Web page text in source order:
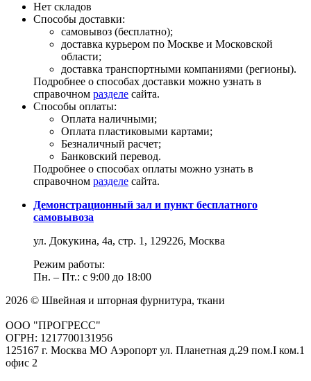
Нет складов
Способы доставки:
самовывоз (бесплатно);
доставка курьером по Москве и Московской
области;
доставка транспортными компаниями (регионы).
Подробнее о способах доставки можно узнать в
справочном разделе сайта.
Способы оплаты:
Оплата наличными;
Оплата пластиковыми картами;
Безналичный расчет;
Банковский перевод.
Подробнее о способах оплаты можно узнать в
справочном разделе сайта.
Демонстрационный зал и пункт бесплатного
самовывоза
ул. Докукина, 4а, стр. 1, 129226, Москва
Режим работы:
Пн. – Пт.: с 9:00 до 18:00
2026 © Швейная и шторная фурнитура, ткани
ООО "ПРОГРЕСС"
ОГРН: 1217700131956
125167 г. Москва МО Аэропорт ул. Планетная д.29 пом.I ком.1
офис 2